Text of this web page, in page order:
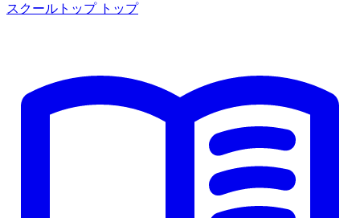
スクールトップ トップ